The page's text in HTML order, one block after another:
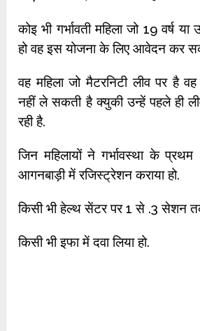
कोइ भी गर्भावती महिला जो 19 वर्ष
हो वह इस योजना के लिए आवेदन कर
वह महिला जो मैटरनिटी लीव पर है
नहीं ले सकती है क्युकी उन्हें पहले ही
रही है.
जिन महिलायों ने गर्भावस्था के
आगनबाड़ी में रजिस्ट्रेशन कराया हो.
किसी भी हेल्थ सेंटर पर 1 से .3 सेशन तक
किसी भी इफा में दवा लिया हो.